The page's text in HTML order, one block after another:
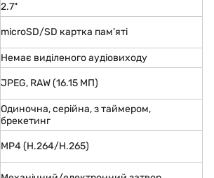
2.7"
microSD/SD картка пам'яті
Немає виділеного аудіовиходу
JPEG, RAW (16.15 МП)
Одиночна, серійна, з таймером,
брекетинг
MP4 (H.264/H.265)